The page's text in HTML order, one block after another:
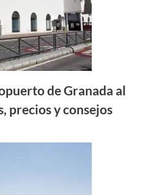
de Granada al
precios y consejos